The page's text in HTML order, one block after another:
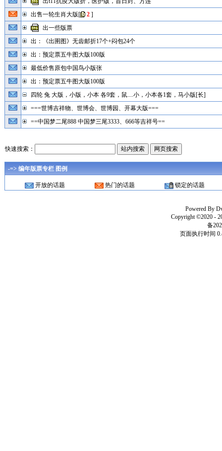
出售一轮生肖大版[ 2]
出一些版票
出：《出圉图》无齿邮折17个+闷包24个
出：预定票五牛图大版100版
最低价售原包中国鸟小版张
出：预定票五牛图大版100版
四轮 兔 大版，小版，小本 各9套，鼠....小，小本各1套，马小版[长]
===世博吉祥物、世博会、世博园、开幕大版===
==中国梦二尾888 中国梦三尾3333、666等吉祥号==
快速搜索：
-=> 编年版票专栏 图例
开放的话题 热门的话题 锁定的话题
Powered By
Copyright ©2020 -
备
页面执行时间